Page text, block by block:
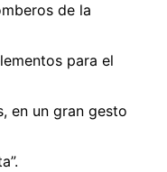
de la
para el
en un gran gesto